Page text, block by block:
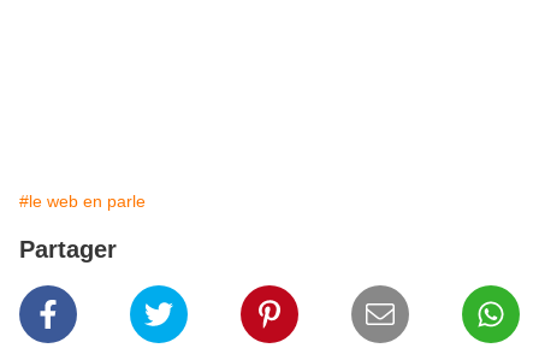
#le web en parle
Partager